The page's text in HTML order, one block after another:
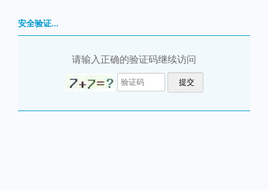
安全验证...
请输入正确的验证码继续访问